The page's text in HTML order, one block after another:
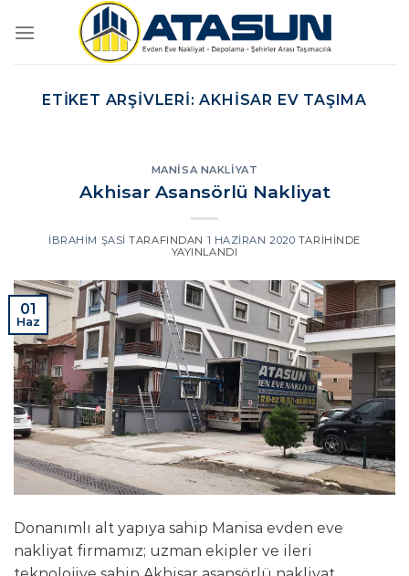
atla
ETIKET ARŞIVLERI:AKHISAR EV TAŞIMA
MANISA NAKLIYAT
Akhisar Asansörlü Nakliyat
İBRAHIM ŞASI TARAFINDAN 1 HAZIRAN 2020 TARIHINDE
YAYINLANDI
01
Haz
Donanımlı alt yapıya sahip Manisa evden eve
nakliyat firmamız; uzman ekipler ve ileri